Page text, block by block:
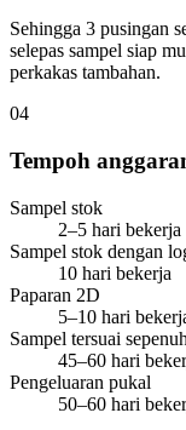
Sehingga 3 pusingan
selepas sampel siap
perkakas tambahan.
04
Tempoh
Sampel stok
2–5 hari bekerja
Sampel stok dengan
10 hari bekerja
Paparan 2D
5–10 hari
Sampel tersuai
45–60 hari
Pengeluaran pukal
50–60 hari